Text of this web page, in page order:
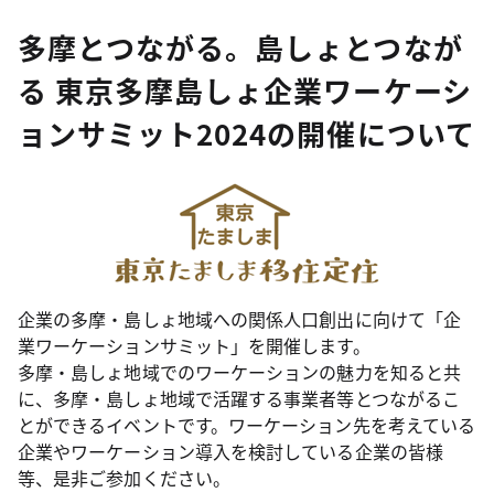
多摩とつながる。島しょとつなが
る 東京多摩島しょ企業ワーケーシ
ョンサミット2024の開催について
企業の多摩・島しょ地域への関係人口創出に向けて「企
業ワーケーションサミット」を開催します。
多摩・島しょ地域でのワーケーションの魅力を知ると共
に、多摩・島しょ地域で活躍する事業者等とつながるこ
とができるイベントです。ワーケーション先を考えている
企業やワーケーション導入を検討している企業の皆様
等、是非ご参加ください。